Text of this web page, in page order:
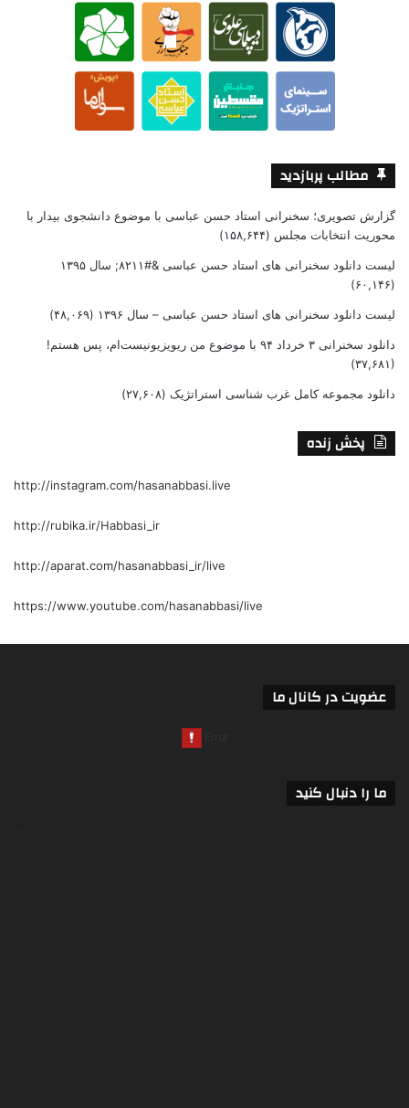
مطالب پربازدید
گزارش تصویری؛ سخنرانی استاد حسن عباسی با موضوع دانشجوی بیدار با
محوریت انتخابات مجلس (۱۵۸,۶۴۴)
لیست دانلود سخنرانی های استاد حسن عباسی &#۸۲۱۱; سال ۱۳۹۵
(۶۰,۱۴۶)
لیست دانلود سخنرانی های استاد حسن عباسی – سال ۱۳۹۶ (۴۸,۰۶۹)
دانلود سخنرانی ۳ خرداد ۹۴ با موضوع من ریویزیونیست‌ام، پس هستم!
(۳۷,۶۸۱)
دانلود مجموعه کامل غرب شناسی استراتژیک (۲۷,۶۰۸)
پخش زنده
http://instagram.com/hasanabbasi.live
http://rubika.ir/Habbasi_ir
http://aparat.com/hasanabbasi_ir/live
https://www.youtube.com/hasanabbasi/live
عضویت در کانال ما
ما را دنبال کنید